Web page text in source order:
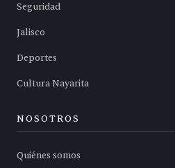
Seguridad
Jalisco
Deportes
Cultura Nayarita
NOSOTROS
Quiénes somos